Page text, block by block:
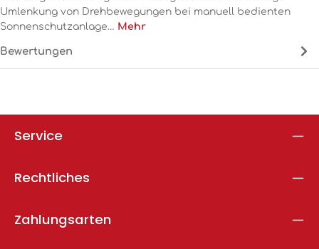
Umlenkung von Drehbewegungen bei manuell bedienten
Sonnenschutzanlage… Mehr
Bewertungen
Service
Rechtliches
Zahlungsarten